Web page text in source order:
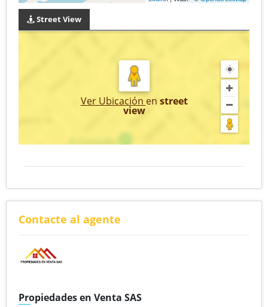
Street View
Ver Ubicación en street
view
Contacte al agente
Propiedades en Venta SAS